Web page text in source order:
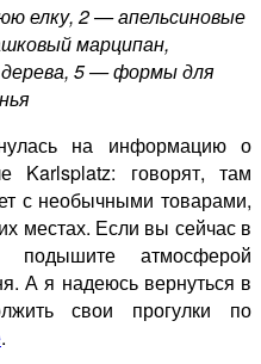
елку, 2 — апельсиновые
марципан,
дерева, 5 — формы для
на информацию о
Karlsplatz: говорят, там
с необычными товарами,
местах. Если вы сейчас в
атмосферой
А я надеюсь вернуться в
свои прогулки по
.